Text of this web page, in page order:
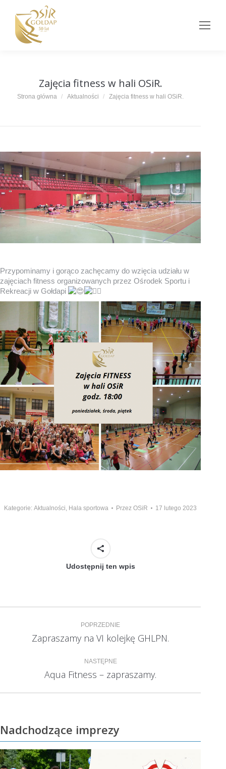
Zajęcia fitness w hali OSiR.
Jesteś tutaj:
Strona główna Aktualności Zajęcia fitness w hali OSiR.
Przypominamy i gorąco zachęcamy do wzięcia udziału w
zajęciach fitness organizowanych przez Ośrodek Sportu i
Rekreacji w Gołdapi
Kategorie: Aktualności Hala sportowa Przez OSiR 17 lutego 2023
Udostępnij ten wpis
Nawigacja
wpisów
POPRZEDNIE
Poprzedni
Zapraszamy na VI kolejkę GHLPN.
NASTĘPNE
Następny
wpis:
Aqua Fitness – zapraszamy.
Nadchodzące imprezy